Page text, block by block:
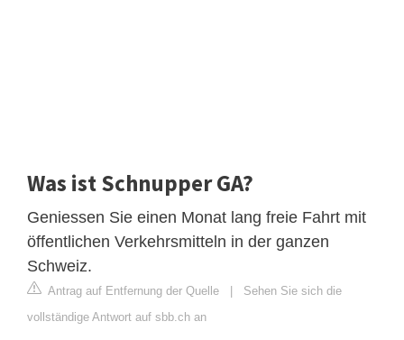
Was ist Schnupper GA?
Geniessen Sie einen Monat lang freie Fahrt mit
öffentlichen Verkehrsmitteln in der ganzen
Schweiz.
Antrag auf Entfernung der Quelle | Sehen Sie sich die
vollständige Antwort auf sbb.ch an